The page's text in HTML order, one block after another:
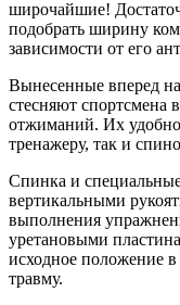
широчайшие!
подобрать ширину
зависимости от его
Вынесенные вперед на
стесняют спортсмена
отжиманий. Их удобно
тренажеру, так и
Спинка и
вертикальными
выполнения
уретановыми
исходное положение
травму.